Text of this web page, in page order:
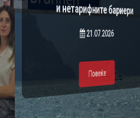
бариери
Повеќе